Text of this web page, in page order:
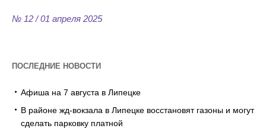
№ 12 / 01 апреля 2025
ПОСЛЕДНИЕ НОВОСТИ
Афиша на 7 августа в Липецке
В районе жд-вокзала в Липецке восстановят газоны и могут
сделать парковку платной